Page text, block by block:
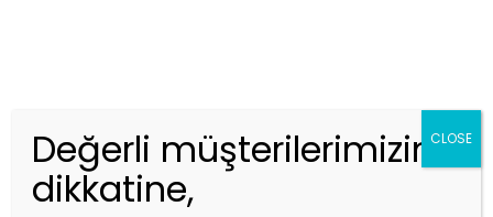
Değerli müşterilerimizin
dikkatine,
CLOSE